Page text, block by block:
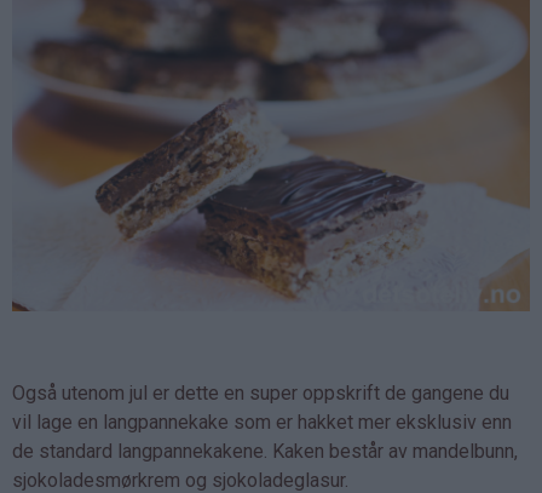
Også utenom jul er dette en super oppskrift de gangene du
vil lage en langpannekake som er hakket mer eksklusiv enn
de standard langpannekakene. Kaken består av mandelbunn,
sjokoladesmørkrem og sjokoladeglasur.